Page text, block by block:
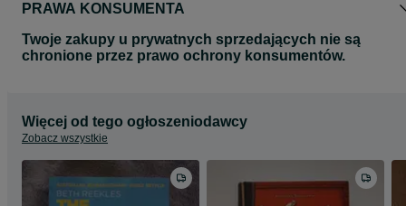
PRAWA KONSUMENTA
Twoje zakupy u prywatnych sprzedających nie są
chronione przez prawo ochrony konsumentów.
Więcej od tego ogłoszeniodawcy
Zobacz wszystkie